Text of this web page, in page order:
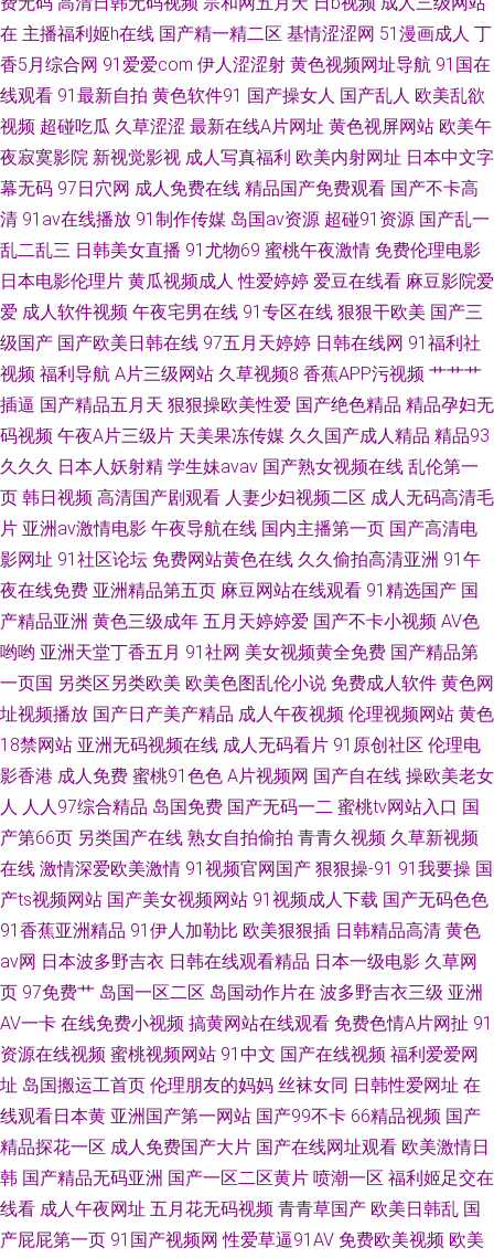
在 主播福利姬h在线 国产精一精二区 基情涩涩网 51漫画成人 丁
香5月综合网 91爱爱com 伊人涩涩射 黄色视频网址导航 91国在
线观看 91最新自拍 黄色软件91 国产操女人 国产乱人 欧美乱欲
视频 超碰吃瓜 久草涩涩 最新在线A片网址 黄色视屏网站 欧美午
夜寂寞影院 新视觉影视 成人写真福利 欧美内射网址 日本中文字
幕无码 97日穴网 成人免费在线 精品国产免费观看 国产不卡高
清 91av在线播放 91制作传媒 岛国av资源 超碰91资源 国产乱一
乱二乱三 日韩美女直播 91尤物69 蜜桃午夜激情 免费伦理电影
日本电影伦理片 黄瓜视频成人 性爱婷婷 爱豆在线看 麻豆影院爱
爱 成人软件视频 午夜宅男在线 91专区在线 狠狠干欧美 国产三
级国产 国产欧美日韩在线 97五月天婷婷 日韩在线网 91福利社
视频 福利导航 A片三级网站 久草视频8 香蕉APP污视频 艹艹艹
插逼 国产精品五月天 狠狠操欧美性爱 国产绝色精品 精品孕妇无
码视频 午夜A片三级片 天美果冻传媒 久久国产成人精品 精品93
久久久 日本人妖射精 学生妹avav 国产熟女视频在线 乱伦第一
页 韩日视频 高清国产剧观看 人妻少妇视频二区 成人无码高清毛
片 亚洲av激情电影 午夜导航在线 国内主播第一页 国产高清电
影网址 91社区论坛 免费网站黄色在线 久久偷拍高清亚洲 91午
夜在线免费 亚洲精品第五页 麻豆网站在线观看 91精选国产 国
产精品亚洲 黄色三级成年 五月天婷婷爱 国产不卡小视频 AV色
哟哟 亚洲天堂丁香五月 91社网 美女视频黄全免费 国产精品第
一页国 另类区另类欧美 欧美色图乱伦小说 免费成人软件 黄色网
址视频播放 国产日产美产精品 成人午夜视频 伦理视频网站 黄色
18禁网站 亚洲无码视频在线 成人无码看片 91原创社区 伦理电
影香港 成人免费 蜜桃91色色 A片视频网 国产自在线 操欧美老女
人 人人97综合精品 岛国免费 国产无码一二 蜜桃tv网站入口 国
产第66页 另类国产在线 熟女自拍偷拍 青青久视频 久草新视频
在线 激情深爱欧美激情 91视频官网国产 狠狠操-91 91我要操 国
产ts视频网站 国产美女视频网站 91视频成人下载 国产无码色色
91香蕉亚洲精品 91伊人加勒比 欧美狠狠插 日韩精品高清 黄色
av网 日本波多野吉衣 日韩在线观看精品 日本一级电影 久草网
页 97免费艹 岛国一区二区 岛国动作片在 波多野吉衣三级 亚洲
AV一卡 在线免费小视频 搞黄网站在线观看 免费色情A片网扯 91
资源在线视频 蜜桃视频网站 91中文 国产在线视频 福利爱爱网
址 岛国搬运工首页 伦理朋友的妈妈 丝袜女同 日韩性爱网址 在
线观看日本黄 亚洲国产第一网站 国产99不卡 66精品视频 国产
精品探花一区 成人免费国产大片 国产在线网址观看 欧美激情日
韩 国产精品无码亚洲 国产一区二区黄片 喷潮一区 福利姬足交在
线看 成人午夜网址 五月花无码视频 青青草国产 欧美日韩乱 国
产屁屁第一页 91国产视频网 性爱草逼91AV 免费欧美视频 欧美